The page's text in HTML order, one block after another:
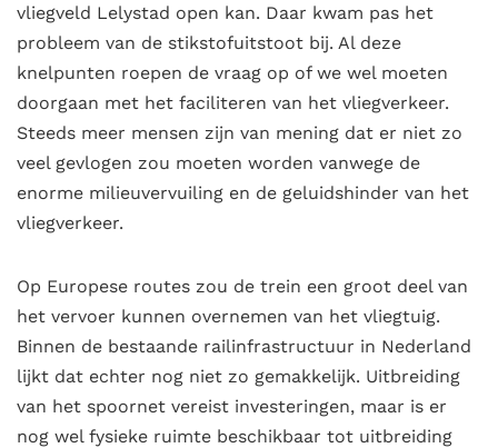
vliegveld Lelystad open kan. Daar kwam pas het
probleem van de stikstofuitstoot bij. Al deze
knelpunten roepen de vraag op of we wel moeten
doorgaan met het faciliteren van het vliegverkeer.
Steeds meer mensen zijn van mening dat er niet zo
veel gevlogen zou moeten worden vanwege de
enorme milieuvervuiling en de geluidshinder van het
vliegverkeer.
Op Europese routes zou de trein een groot deel van
het vervoer kunnen overnemen van het vliegtuig.
Binnen de bestaande railinfrastructuur in Nederland
lijkt dat echter nog niet zo gemakkelijk. Uitbreiding
van het spoornet vereist investeringen, maar is er
nog wel fysieke ruimte beschikbaar tot uitbreiding